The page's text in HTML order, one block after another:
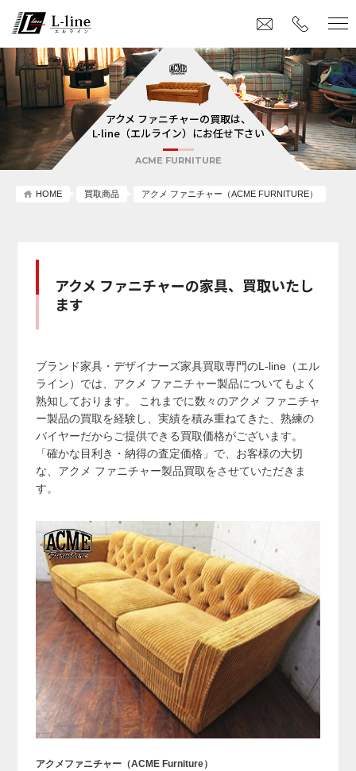
アクメ ファニチャーの買取は、
L-line（エルライン）にお任せ下さい
ACME FURNITURE
HOME 買取商品 アクメ ファニチャー（ACME FURNITURE）
アクメ ファニチャーの家具、買取いたし
ます
ブランド家具・デザイナーズ家具買取専門のL-line（エル
ライン）では、アクメ ファニチャー製品についてもよく
熟知しております。 これまでに数々のアクメ ファニチャ
ー製品の買取を経験し、実績を積み重ねてきた、熟練の
バイヤーだからご提供できる買取価格がございます。
「確かな目利き・納得の査定価格」で、お客様の大切
な、アクメ ファニチャー製品買取をさせていただきま
す。
アクメファニチャー（ACME Furniture）